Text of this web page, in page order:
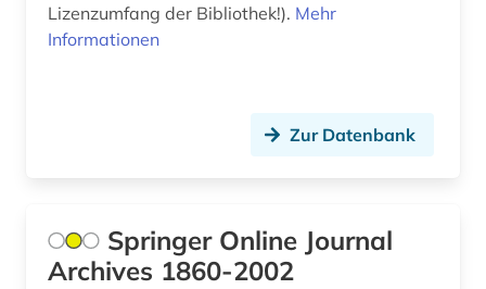
Lizenzumfang der Bibliothek!). Mehr
Informationen
Zur Datenbank
Springer Online Journal
Archives 1860-2002